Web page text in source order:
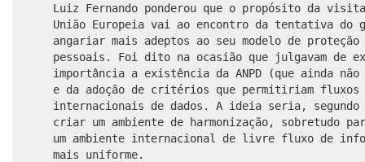
Luiz Fernando ponderou que o propósito da
União Europeia vai ao encontro da tentativa do
angariar mais adeptos ao seu modelo de proteção
pessoais. Foi dito na ocasião que julgavam de
importância a existência da ANPD (que ainda
e da adoção de critérios que permitiriam fluxos
internacionais de dados. A ideia seria, segundo
criar um ambiente de harmonização, sobretudo
um ambiente internacional de livre fluxo de
mais uniforme.